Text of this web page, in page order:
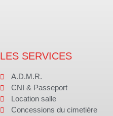
LES SERVICES
A.D.M.R.
CNI & Passeport
Location salle
Concessions du cimetière